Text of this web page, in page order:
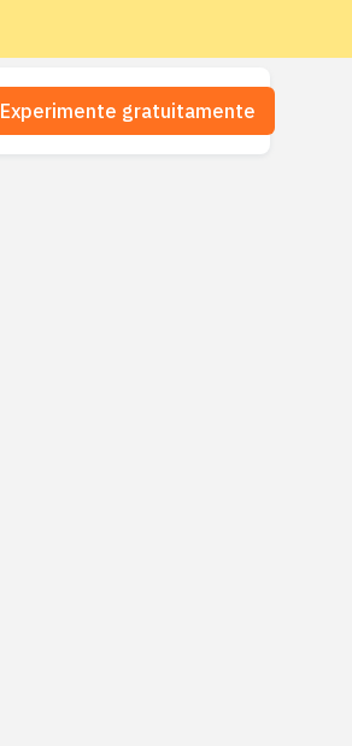
Experimente gratuitamente